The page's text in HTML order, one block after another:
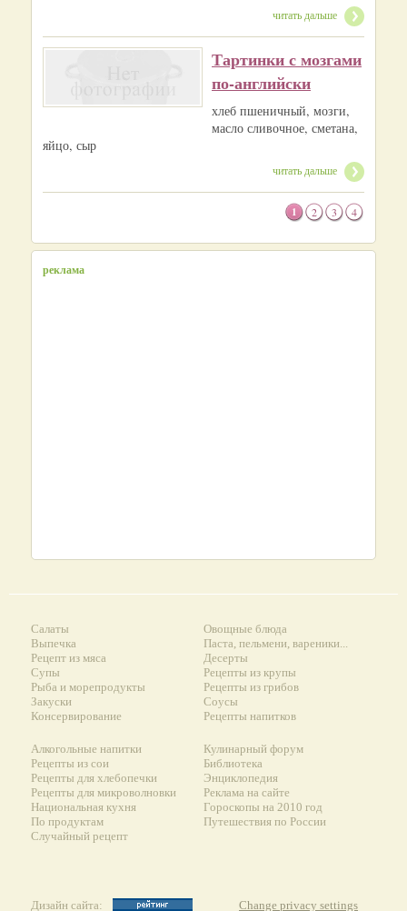
читать дальше
Тартинки с мозгами
по-английски
хлеб пшеничный, мозги,
масло сливочное, сметана,
яйцо, сыр
читать дальше
1 2 3 4
реклама
Салаты
Выпечка
Рецепт из мяса
Супы
Рыба и морепродукты
Закуски
Консервирование
Овощные блюда
Паста, пельмени, вареники...
Десерты
Рецепты из крупы
Рецепты из грибов
Соусы
Рецепты напитков
Алкогольные напитки
Рецепты из сои
Рецепты для хлебопечки
Рецепты для микроволновки
Национальная кухня
По продуктам
Случайный рецепт
Кулинарный форум
Библиотека
Энциклопедия
Реклама на сайте
Гороскопы на 2010 год
Путешествия по России
Дизайн сайта: Change privacy settings